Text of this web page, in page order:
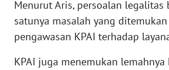
Menurut Aris, persoalan legalitas
satunya masalah yang
pengawasan KPAI terhadap
KPAI juga menemukan lemahnya
WN
BANTEN
NTT